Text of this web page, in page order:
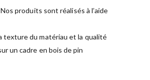
produits sont réalisés à l’aide
texture du matériau et la qualité
un cadre en bois de pin